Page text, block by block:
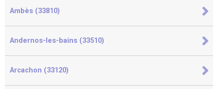
Ambès (33810)
Andernos-les-bains (33510)
Arcachon (33120)